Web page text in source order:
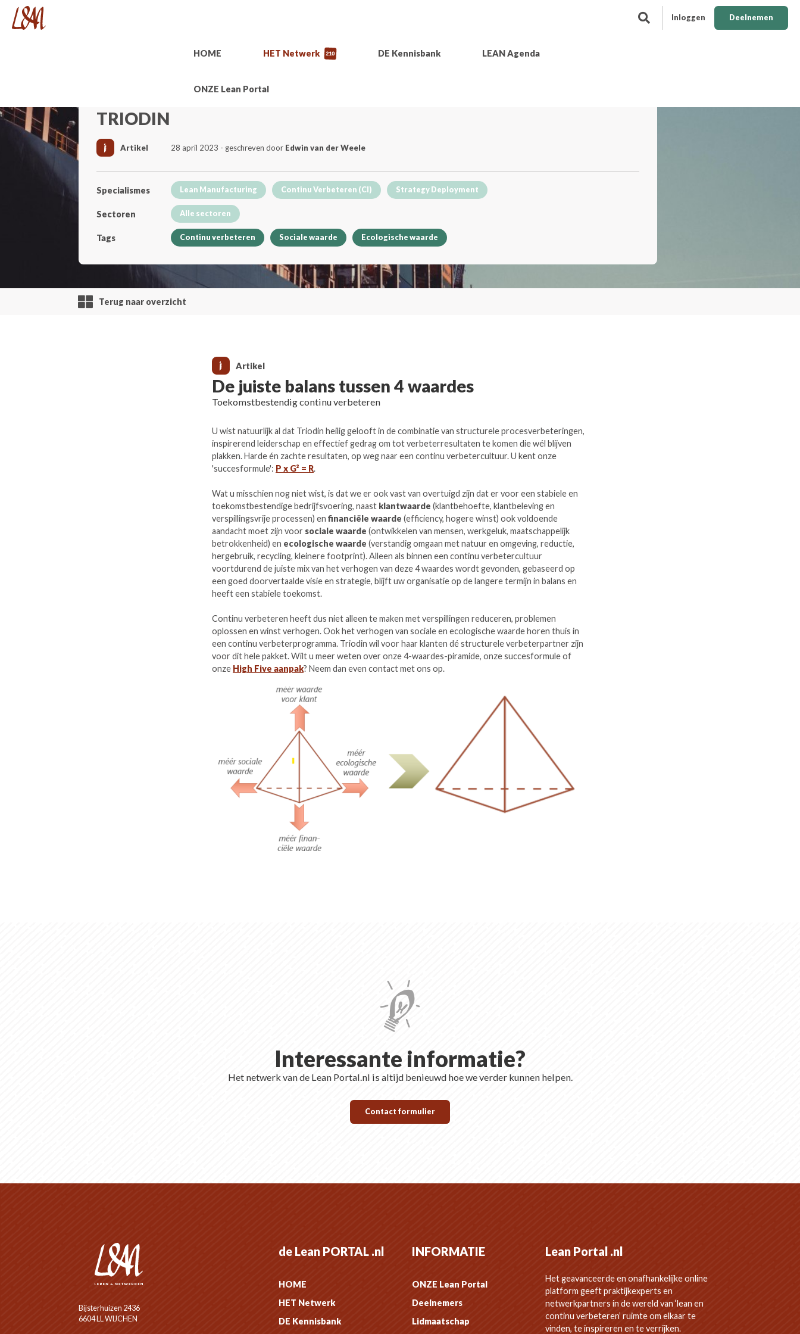
Inloggen Deelnemen
HOME HET Netwerk 210 DE Kennisbank LEAN Agenda
ONZE Lean Portal
TRIODIN
Artikel 28 april 2023 - geschreven door Edwin van der Weele
Specialismes Lean Manufacturing Continu Verbeteren (CI) Strategy Deployment
Sectoren Alle sectoren
Tags Continu verbeteren Sociale waarde Ecologische waarde
Terug naar overzicht
Artikel
De juiste balans tussen 4 waardes
Toekomstbestendig continu verbeteren
U wist natuurlijk al dat Triodin heilig gelooft in de combinatie van structurele procesverbeteringen,
inspirerend leiderschap en effectief gedrag om tot verbeterresultaten te komen die wél blijven
plakken. Harde én zachte resultaten, op weg naar een continu verbetercultuur. U kent onze
'succesformule': P x G² = R.
Wat u misschien nog niet wist, is dat we er ook vast van overtuigd zijn dat er voor een stabiele en
toekomstbestendige bedrijfsvoering, naast klantwaarde (klantbehoefte, klantbeleving en
verspillingsvrije processen) en financiële waarde (efficiency, hogere winst) ook voldoende
aandacht moet zijn voor sociale waarde (ontwikkelen van mensen, werkgeluk, maatschappelijk
betrokkenheid) en ecologische waarde (verstandig omgaan met natuur en omgeving, reductie,
hergebruik, recycling, kleinere footprint). Alleen als binnen een continu verbetercultuur
voortdurend de juiste mix van het verhogen van deze 4 waardes wordt gevonden, gebaseerd op
een goed doorvertaalde visie en strategie, blijft uw organisatie op de langere termijn in balans en
heeft een stabiele toekomst.
Continu verbeteren heeft dus niet alleen te maken met verspillingen reduceren, problemen
oplossen en winst verhogen. Ook het verhogen van sociale en ecologische waarde horen thuis in
een continu verbeterprogramma. Triodin wil voor haar klanten dé structurele verbeterpartner zijn
voor dit hele pakket. Wilt u meer weten over onze 4-waardes-piramide, onze succesformule of
onze High Five aanpak? Neem dan even contact met ons op.
Interessante informatie?
Het netwerk van de Lean Portal.nl is altijd benieuwd hoe we verder kunnen helpen.
Contact formulier
Bijsterhuizen 2436
6604 LL WIJCHEN
de Lean PORTAL .nl
HOME
HET Netwerk
DE Kennisbank
INFORMATIE
ONZE Lean Portal
Deelnemers
Lidmaatschap
Lean Portal .nl
Het geavanceerde en onafhankelijke online
platform geeft praktijkexperts en
netwerkpartners in de wereld van ‘lean en
continu verbeteren’ ruimte om elkaar te
vinden, te inspireren en te verrijken.